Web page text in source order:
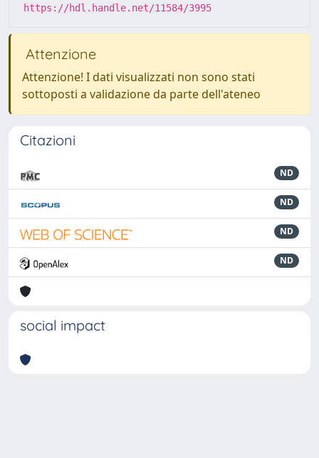
https://hdl.handle.net/11584/3995
Attenzione
Attenzione! I dati visualizzati non sono stati
sottoposti a validazione da parte dell'ateneo
Citazioni
ND
ND
ND
ND
social impact